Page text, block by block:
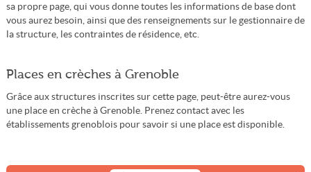
sa propre page, qui vous donne toutes les informations de base dont
vous aurez besoin, ainsi que des renseignements sur le gestionnaire de
la structure, les contraintes de résidence, etc.
Places en crèches à Grenoble
Grâce aux structures inscrites sur cette page, peut-être aurez-vous
une place en crèche à Grenoble. Prenez contact avec les
établissements grenoblois pour savoir si une place est disponible.